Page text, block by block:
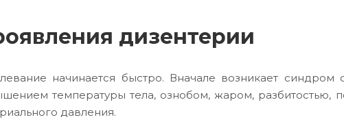
дизентерии
начинается быстро. Вначале возникает синдром
температуры тела, ознобом, жаром, разбитостью,
давления.